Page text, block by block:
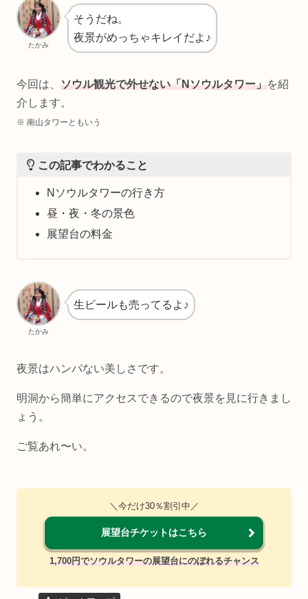
たかみ
そうだね。
夜景がめっちゃキレイだよ♪
今回は、 ソウル観光で外せない「Nソウルタワー」を紹
介します。
※ 南山タワーともいう
この記事でわかること
Nソウルタワーの行き方
昼・夜・冬の景色
展望台の料金
たかみ
生ビールも売ってるよ♪
夜景はハンパない美しさです。
明洞から簡単にアクセスできるので夜景を見に行きまし
ょう。
ご覧あれ〜い。
＼今だけ30％割引中／
展望台チケットはこちら
1,700円でソウルタワーの展望台にのぼれるチャンス